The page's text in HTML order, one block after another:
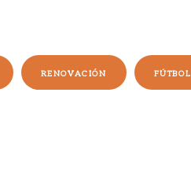
RENOVACIÓN FÚTBOL